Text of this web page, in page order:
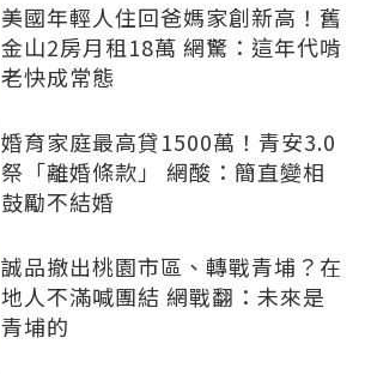
美國年輕人住回爸媽家創新高！舊
金山2房月租18萬 網驚：這年代啃
老快成常態
婚育家庭最高貸1500萬！青安3.0
祭「離婚條款」 網酸：簡直變相
鼓勵不結婚
誠品撤出桃園市區、轉戰青埔？在
地人不滿喊團結 網戰翻：未來是
青埔的